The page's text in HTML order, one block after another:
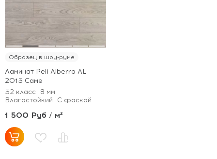
Образец в шоу-руме
Ламинат Peli Alberra AL-
2013 Саме
32 класс
8 мм
Влагостойкий
С фаской
1 500 Руб / м²